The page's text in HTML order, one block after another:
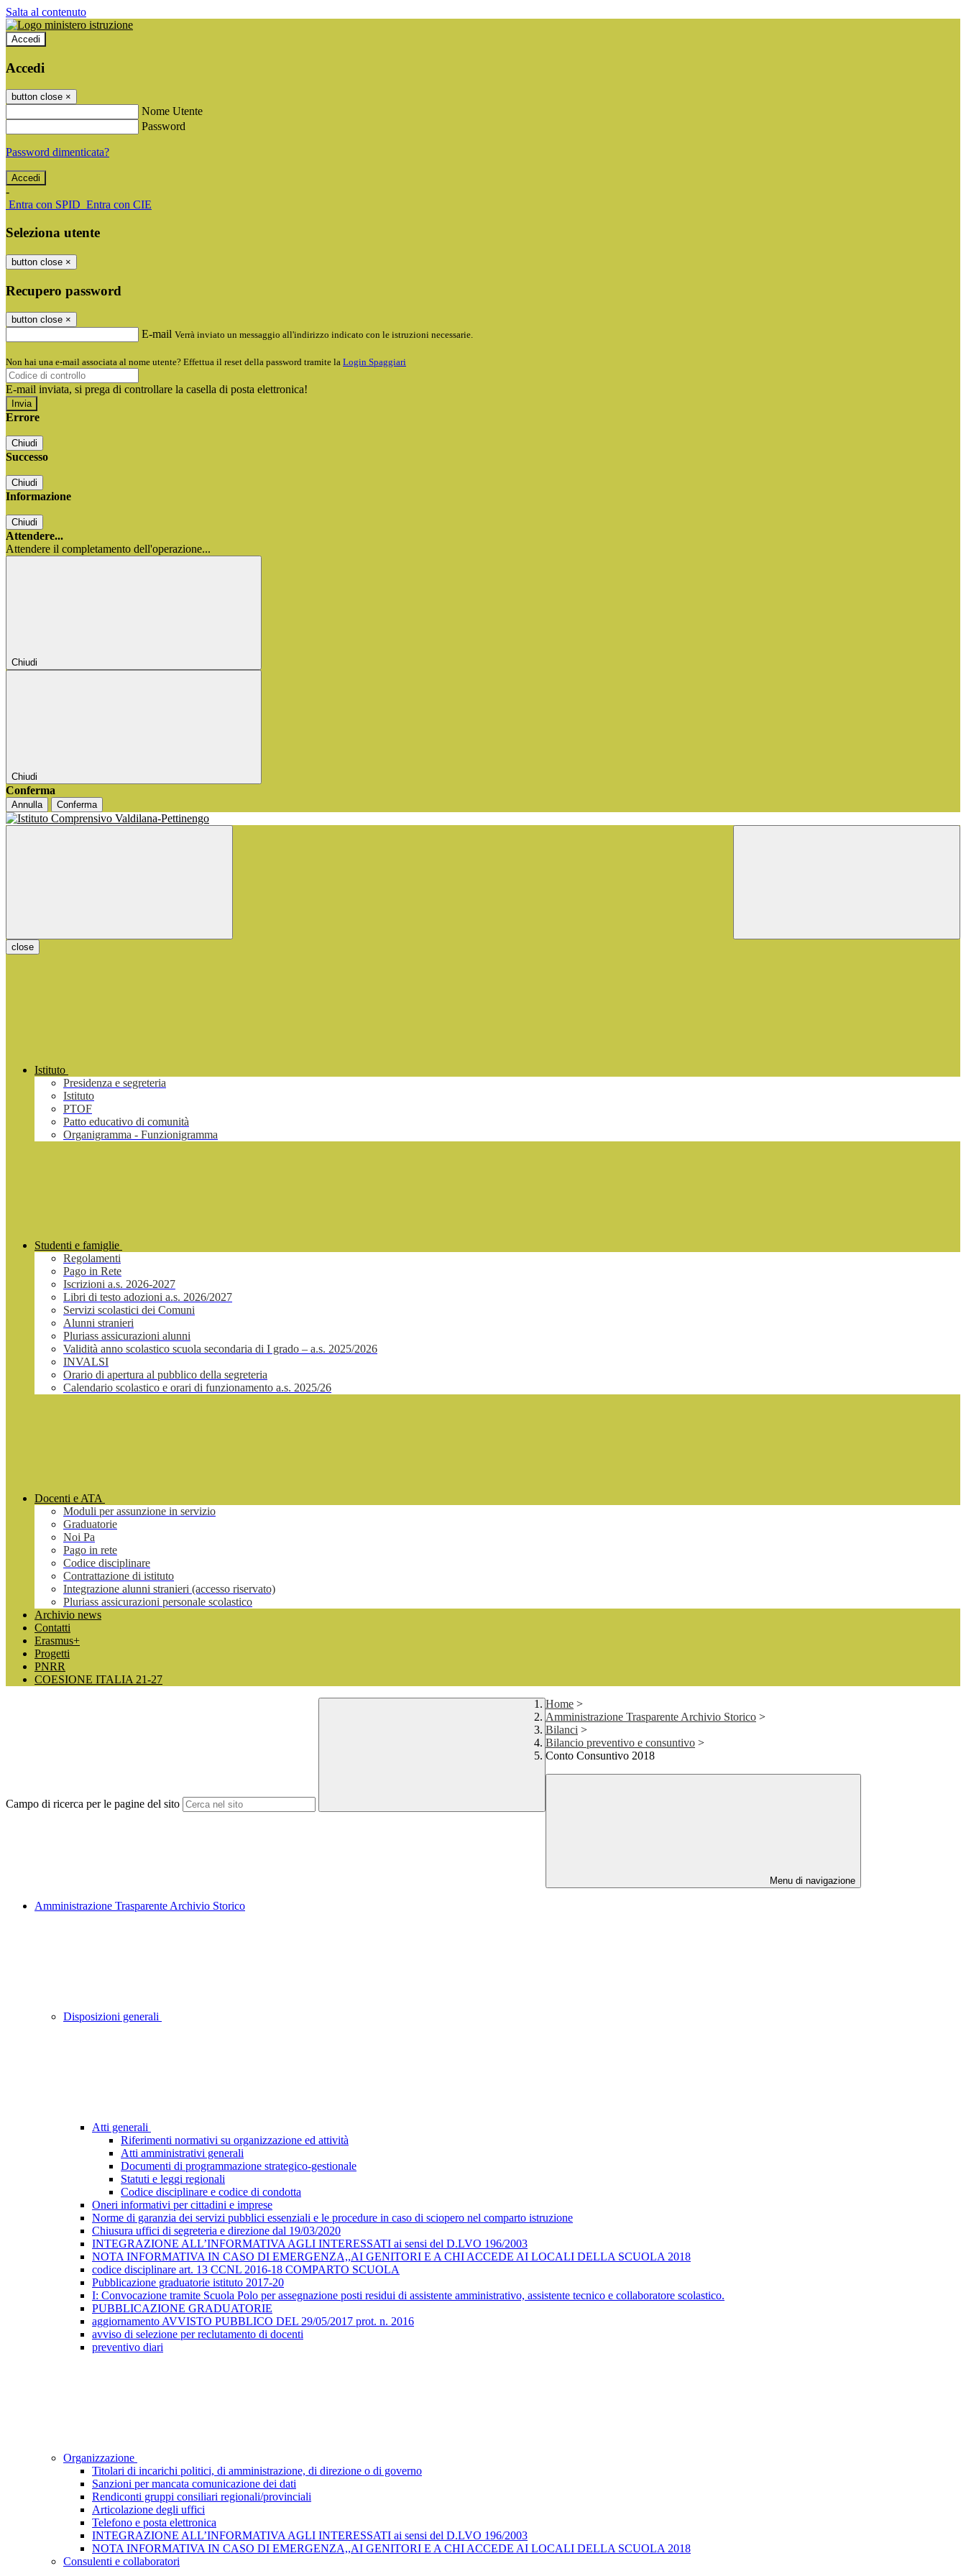
Salta al contenuto
Accedi
Accedi
button close ×
Nome Utente
Password
Password dimenticata?
-
Entra con SPID Entra con CIE
Seleziona utente
button close ×
Recupero password
button close ×
E-mail Verrà inviato un messaggio all'indirizzo indicato con le istruzioni necessarie.
Non hai una e-mail associata al nome utente? Effettua il reset della password tramite la Login Spaggiari
E-mail inviata, si prega di controllare la casella di posta elettronica!
Errore
Chiudi
Successo
Chiudi
Informazione
Chiudi
Attendere...
Attendere il completamento dell'operazione...
Chiudi
Chiudi
Conferma
Annulla Conferma
close
Istituto
Presidenza e segreteria
Istituto
PTOF
Patto educativo di comunità
Organigramma - Funzionigramma
Studenti e famiglie
Regolamenti
Pago in Rete
Iscrizioni a.s. 2026-2027
Libri di testo adozioni a.s. 2026/2027
Servizi scolastici dei Comuni
Alunni stranieri
Pluriass assicurazioni alunni
Validità anno scolastico scuola secondaria di I grado – a.s. 2025/2026
INVALSI
Orario di apertura al pubblico della segreteria
Calendario scolastico e orari di funzionamento a.s. 2025/26
Docenti e ATA
Moduli per assunzione in servizio
Graduatorie
Noi Pa
Pago in rete
Codice disciplinare
Contrattazione di istituto
Integrazione alunni stranieri (accesso riservato)
Pluriass assicurazioni personale scolastico
Archivio news
Contatti
Erasmus+
Progetti
PNRR
COESIONE ITALIA 21-27
Campo di ricerca per le pagine del sito
Home >
Amministrazione Trasparente Archivio Storico >
Bilanci >
Bilancio preventivo e consuntivo >
Conto Consuntivo 2018
Menu di navigazione
Amministrazione Trasparente Archivio Storico
Disposizioni generali
Atti generali
Riferimenti normativi su organizzazione ed attività
Atti amministrativi generali
Documenti di programmazione strategico-gestionale
Statuti e leggi regionali
Codice disciplinare e codice di condotta
Oneri informativi per cittadini e imprese
Norme di garanzia dei servizi pubblici essenziali e le procedure in caso di sciopero nel comparto istruzione
Chiusura uffici di segreteria e direzione dal 19/03/2020
INTEGRAZIONE ALL’INFORMATIVA AGLI INTERESSATI ai sensi del D.LVO 196/2003
NOTA INFORMATIVA IN CASO DI EMERGENZA,,AI GENITORI E A CHI ACCEDE AI LOCALI DELLA SCUOLA 2018
codice disciplinare art. 13 CCNL 2016-18 COMPARTO SCUOLA
Pubblicazione graduatorie istituto 2017-20
I: Convocazione tramite Scuola Polo per assegnazione posti residui di assistente amministrativo, assistente tecnico e collaboratore scolastico.
PUBBLICAZIONE GRADUATORIE
aggiornamento AVVISTO PUBBLICO DEL 29/05/2017 prot. n. 2016
avviso di selezione per reclutamento di docenti
preventivo diari
Organizzazione
Titolari di incarichi politici, di amministrazione, di direzione o di governo
Sanzioni per mancata comunicazione dei dati
Rendiconti gruppi consiliari regionali/provinciali
Articolazione degli uffici
Telefono e posta elettronica
INTEGRAZIONE ALL’INFORMATIVA AGLI INTERESSATI ai sensi del D.LVO 196/2003
NOTA INFORMATIVA IN CASO DI EMERGENZA,,AI GENITORI E A CHI ACCEDE AI LOCALI DELLA SCUOLA 2018
Consulenti e collaboratori